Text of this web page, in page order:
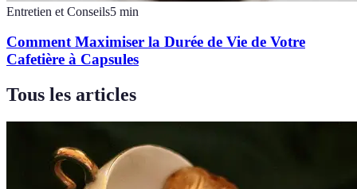
Entretien et Conseils5 min
Comment Maximiser la Durée de Vie de Votre
Cafetière à Capsules
Tous les articles